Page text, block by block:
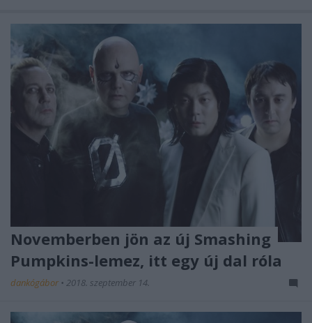
Novemberben jön az új Smashing
Pumpkins-lemez, itt egy új dal róla
dankógábor • 2018. szeptember 14.